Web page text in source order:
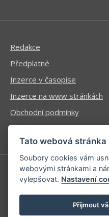
Redakce
Předplatné
Inzerce v časopise
Inzerce na www stránkách
Obchodní podmínky
Ochrana osobních údajů
Příhlášení | Registrace
Kontaktní informace
Mapa stránek
Tato webová
Soubory cookies vám
webovými stránkami a
vylepšovat. Nastavení
Přijmout